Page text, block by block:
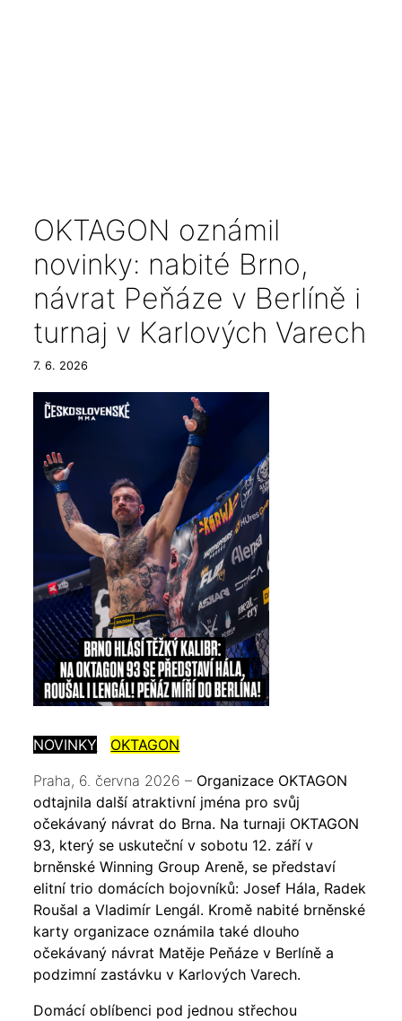
OKTAGON oznámil
novinky: nabité Brno,
návrat Peňáze v Berlíně i
turnaj v Karlových Varech
7. 6. 2026
NOVINKY
OKTAGON
Praha, 6. června 2026 – Organizace OKTAGON
odtajnila další atraktivní jména pro svůj
očekávaný návrat do Brna. Na turnaji OKTAGON
93, který se uskuteční v sobotu 12. září v
brněnské Winning Group Areně, se představí
elitní trio domácích bojovníků: Josef Hála, Radek
Roušal a Vladimír Lengál. Kromě nabité brněnské
karty organizace oznámila také dlouho
očekávaný návrat Matěje Peňáze v Berlíně a
podzimní zastávku v Karlových Varech.
Domácí oblíbenci pod jednou střechou